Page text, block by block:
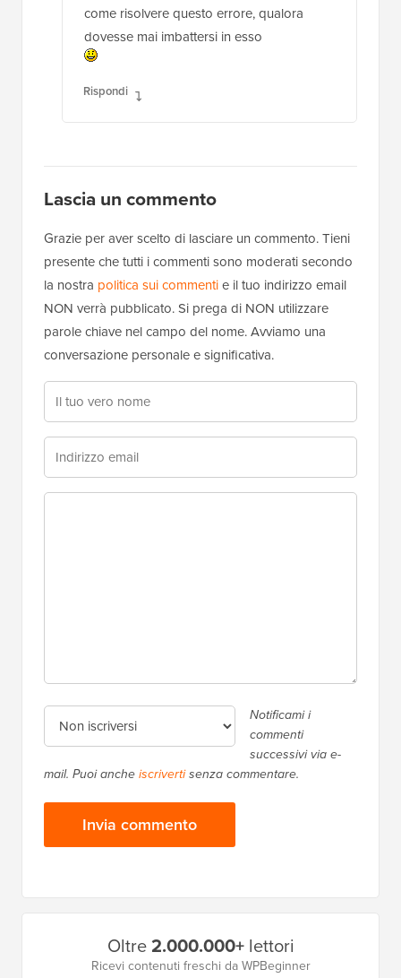
come risolvere questo errore, qualora
dovesse mai imbattersi in esso
Rispondi
Lascia un commento
Grazie per aver scelto di lasciare un commento. Tieni
presente che tutti i commenti sono moderati secondo
la nostra politica sui commentie il tuo indirizzo email
NON verrà pubblicato. Si prega di NON utilizzare
parole chiave nel campo del nome. Avviamo una
conversazione personale e significativa.
Notificami i
commenti
successivi via e-
mail. Puoi ancheiscrivertisenza commentare.
Oltre2.000.000+lettori
Ricevi contenuti freschi da WPBeginner